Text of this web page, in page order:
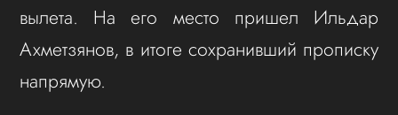
вылета. На его место пришел Ильдар
Ахметзянов, в итоге сохранивший прописку
напрямую.